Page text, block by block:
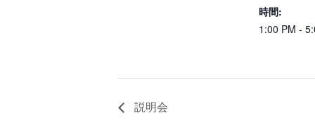
時間:
1:00 PM -
説明会